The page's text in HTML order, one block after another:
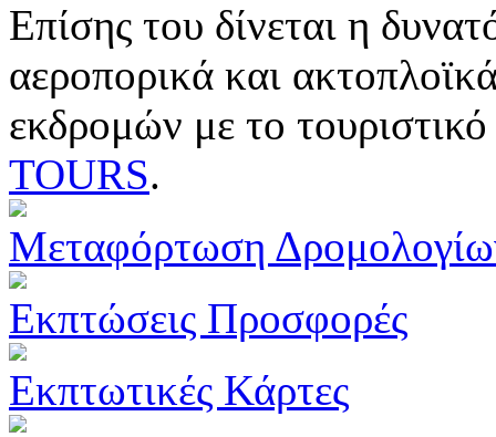
Επίσης του δίνεται η
αεροπορικά και
εκδρομών με το
TOURS.
Μεταφόρτωση
Εκπτώσεις Προσφορές
Εκπτωτικές Κάρτες